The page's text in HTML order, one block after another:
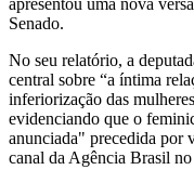
Senado.
No seu relatório, a
central sobre “a íntima
inferiorização das
evidenciando que o
anunciada" precedida por
canal da Agência Brasil